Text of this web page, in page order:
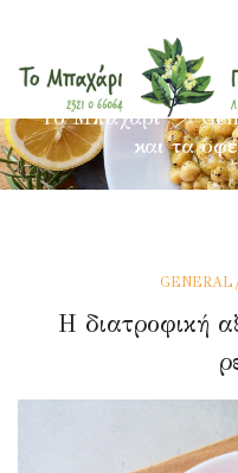
Βότανα Μπαχαρικά
Το Μπαχάρι >
και τα
GENERAL
Η διατροφική